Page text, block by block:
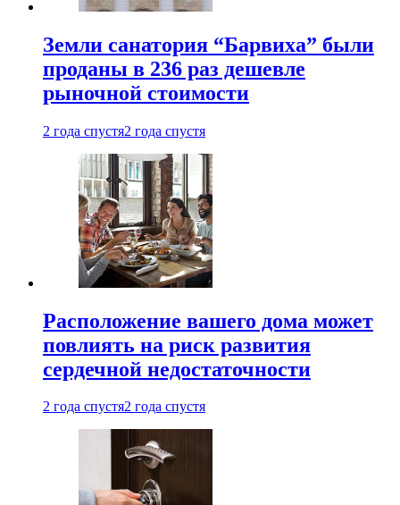
Земли санатория “Барвиха” были
проданы в 236 раз дешевле
рыночной стоимости
2 года спустя2 года спустя
Расположение вашего дома может
повлиять на риск развития
сердечной недостаточности
2 года спустя2 года спустя